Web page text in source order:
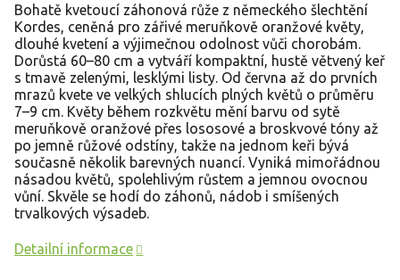
Bohatě kvetoucí záhonová růže z německého šlechtění
Kordes, ceněná pro zářivé meruňkově oranžové květy,
dlouhé kvetení a výjimečnou odolnost vůči chorobám.
Dorůstá 60–80 cm a vytváří kompaktní, hustě větvený keř
s tmavě zelenými, lesklými listy. Od června až do prvních
mrazů kvete ve velkých shlucích plných květů o průměru
7–9 cm. Květy během rozkvětu mění barvu od sytě
meruňkově oranžové přes lososové a broskvové tóny až
po jemně růžové odstíny, takže na jednom keři bývá
současně několik barevných nuancí. Vyniká mimořádnou
násadou květů, spolehlivým růstem a jemnou ovocnou
vůní. Skvěle se hodí do záhonů, nádob i smíšených
trvalkových výsadeb.
Detailní informace